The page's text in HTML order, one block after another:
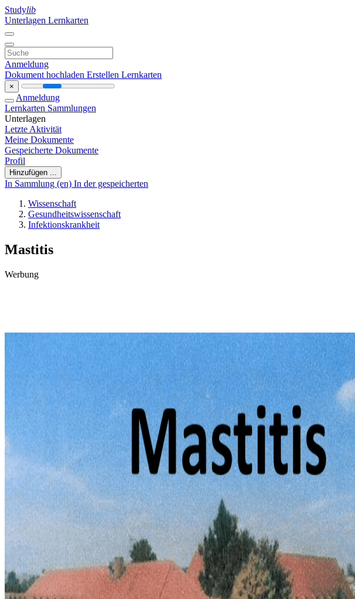
Studylib
Unterlagen Lernkarten
Anmeldung
Dokument hochladen Erstellen Lernkarten
×
Anmeldung
Lernkarten Sammlungen
Unterlagen
Letzte Aktivität
Meine Dokumente
Gespeicherte Dokumente
Profil
Hinzufügen ...
In Sammlung (en) In der gespeicherten
Wissenschaft
Gesundheitswissenschaft
Infektionskrankheit
Mastitis
Werbung